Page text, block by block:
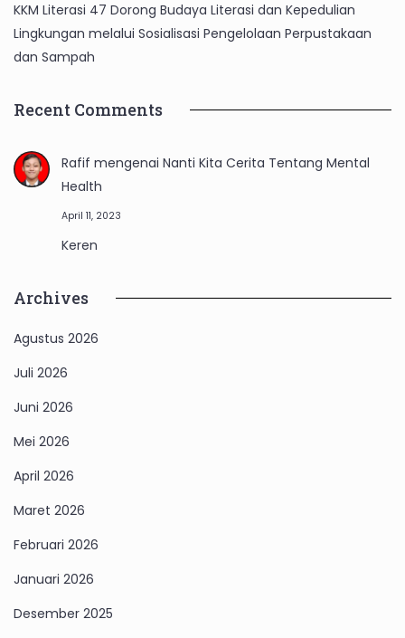
KKM Literasi 47 Dorong Budaya Literasi dan Kepedulian
Lingkungan melalui Sosialisasi Pengelolaan Perpustakaan
dan Sampah
Recent Comments
Rafif mengenai Nanti Kita Cerita Tentang Mental
Health
April 11, 2023
Keren
Archives
Agustus 2026
Juli 2026
Juni 2026
Mei 2026
April 2026
Maret 2026
Februari 2026
Januari 2026
Desember 2025